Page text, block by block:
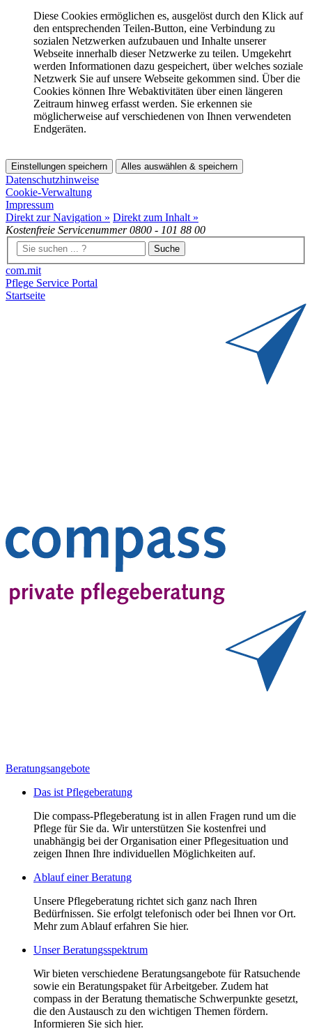
Diese Cookies ermöglichen es, ausgelöst durch den Klick auf
den entsprechenden Teilen-Button, eine Verbindung zu
sozialen Netzwerken aufzubauen und Inhalte unserer
Webseite innerhalb dieser Netzwerke zu teilen. Umgekehrt
werden Informationen dazu gespeichert, über welches soziale
Netzwerk Sie auf unsere Webseite gekommen sind. Über die
Cookies können Ihre Webaktivitäten über einen längeren
Zeitraum hinweg erfasst werden. Sie erkennen sie
möglicherweise auf verschiedenen von Ihnen verwendeten
Endgeräten.
Einstellungen speichern Alles auswählen & speichern
Datenschutzhinweise
Cookie-Verwaltung
Impressum
Direkt zur Navigation » Direkt zum Inhalt »
Kostenfreie Servicenummer0800 - 101 88 00
Suche
com.mit
Pflege Service Portal
Startseite
Beratungsangebote
Das ist Pflegeberatung
Die compass-Pflegeberatung ist in allen Fragen rund um die
Pflege für Sie da. Wir unterstützen Sie kostenfrei und
unabhängig bei der Organisation einer Pflegesituation und
zeigen Ihnen Ihre individuellen Möglichkeiten auf.
Ablauf einer Beratung
Unsere Pflegeberatung richtet sich ganz nach Ihren
Bedürfnissen. Sie erfolgt telefonisch oder bei Ihnen vor Ort.
Mehr zum Ablauf erfahren Sie hier.
Unser Beratungsspektrum
Wir bieten verschiedene Beratungsangebote für Ratsuchende
sowie ein Beratungspaket für Arbeitgeber. Zudem hat
compass in der Beratung thematische Schwerpunkte gesetzt,
die den Austausch zu den wichtigen Themen fördern.
Informieren Sie sich hier.